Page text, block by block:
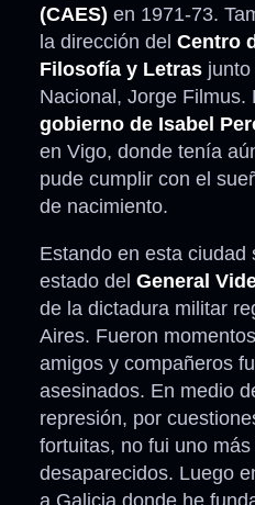
(CAES) en 1971-73.
la dirección del Centro
Filosofía y Letras
Nacional, Jorge Filmus.
gobierno de Isabel
en Vigo, donde tenía
pude cumplir con el
de nacimiento.
Estando en esta
estado del General
de la dictadura militar
Aires. Fueron
amigos y compañeros
asesinados. En medio
represión, por
fortuitas, no fui uno más
desaparecidos. Luego